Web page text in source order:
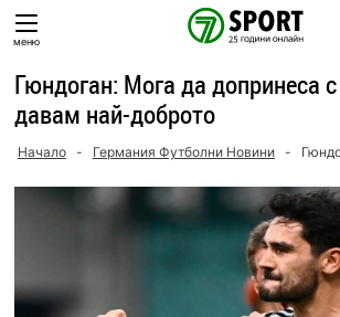
Skip
toменю
Гюндоган: Мога да допринеса
давам най-доброто
Начало - Германия Футболни Новини -